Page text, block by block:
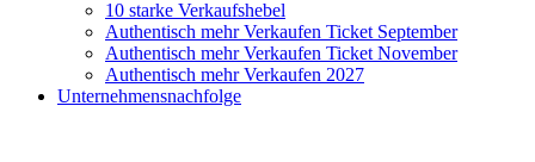
10 starke Verkaufshebel
Authentisch mehr Verkaufen Ticket September
Authentisch mehr Verkaufen Ticket November
Authentisch mehr Verkaufen 2027
Unternehmensnachfolge